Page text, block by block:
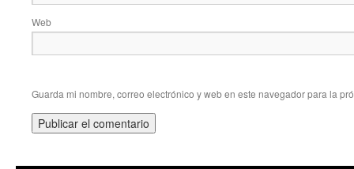
Web
Guarda mi nombre, correo electrónico y web en este navegador para la